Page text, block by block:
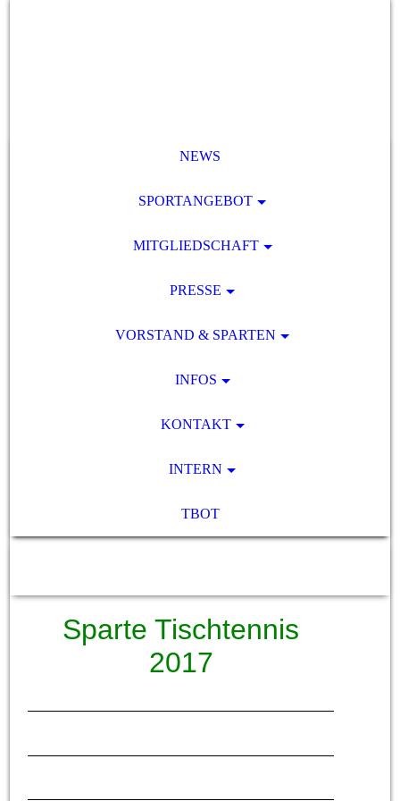
NEWS
SPORTANGEBOT
MITGLIEDSCHAFT
PRESSE
VORSTAND & SPARTEN
INFOS
KONTAKT
INTERN
TBOT
Sparte Tischtennis
2017